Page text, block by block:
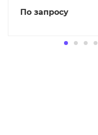
По запросу